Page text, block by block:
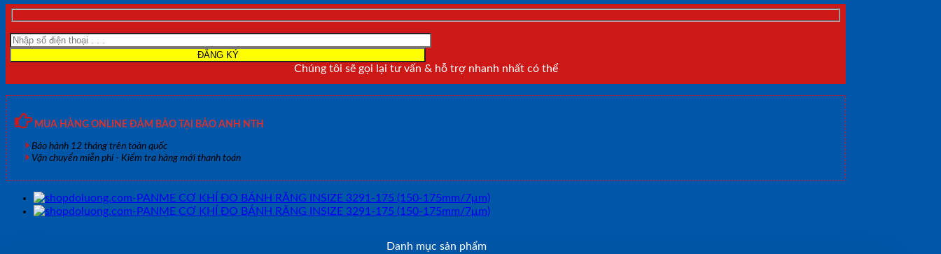
Chúng tôi sẽ gọi lại tư vấn & hỗ trợ nhanh nhất có thể
MUA HÀNG ONLINE ĐẢM BẢO TẠI BẢO ANH NTH
Bảo hành 12 tháng trên toàn quốc
Vận chuyển miễn phí - Kiểm tra hàng mới thanh toán
Danh mục sản phẩm